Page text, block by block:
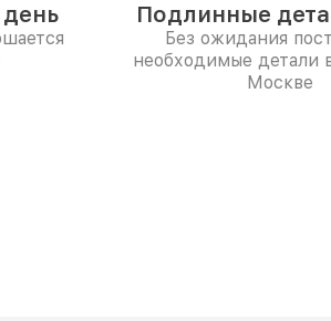
Подлинные
Без ожидания
необходимые детали
Москве